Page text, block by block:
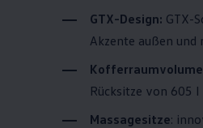
GTX-Design: GTX-
Akzente außen
Rücksitze von 605 l
Massagesitze: